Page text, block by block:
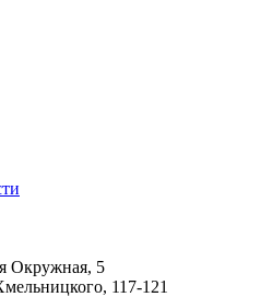
Окружная, 5
117-121